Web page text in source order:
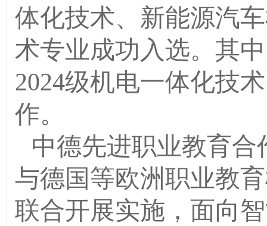
体化技术、新能源汽
术专业成功入选。其
2024级机电一体化技
作。
中德先进职业教育合
与德国等欧洲职业教
联合开展实施，面向